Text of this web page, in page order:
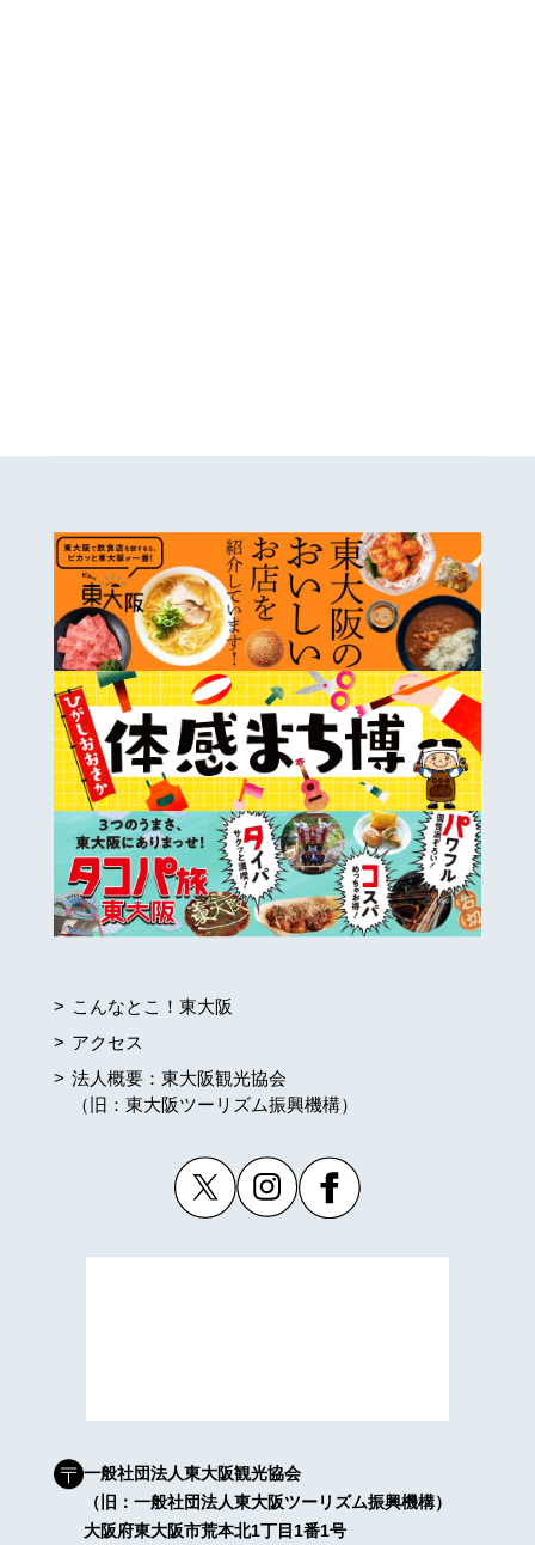
こんなとこ！東大阪
アクセス
法人概要：東大阪観光協会
（旧：東大阪ツーリズム振興機構）
一般社団法人東大阪観光協会
（旧：一般社団法人東大阪ツーリズム振興機構）
大阪府東大阪市荒本北1丁目1番1号